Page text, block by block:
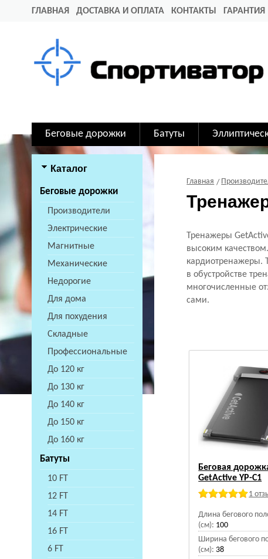
ГЛАВНАЯ ДОСТАВКА И ОПЛАТА КОНТАКТЫ ГАРАНТИЯ
Беговые дорожки Батуты
Каталог
Беговые дорожки
Производители
Электрические
Магнитные
Механические
Недорогие
Для дома
Для похудения
Складные
Профессиональные
До 120 кг
До 130 кг
До 140 кг
До 150 кг
До 160 кг
Батуты
10 FT
12 FT
14 FT
16 FT
6 FT
Главная
Тренажеры
высоким
кардиотренажеры.
в обустройстве
многочисленные
сами.
Беговая
GetActive YP-C1
1
Длина бегового
(см): 100
Ширина бегового
(см): 38